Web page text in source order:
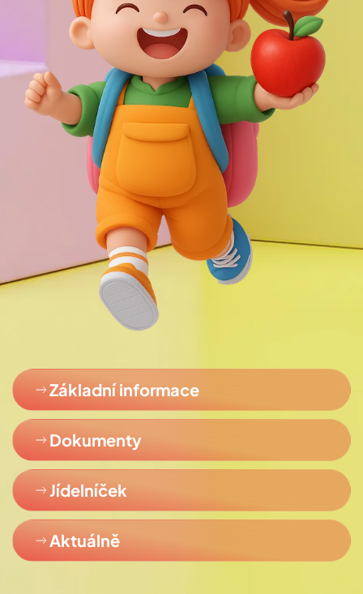
Základní informace
Dokumenty
Jídelníček
Aktuálně